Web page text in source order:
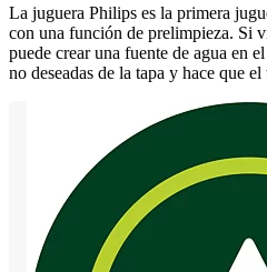
La juguera Philips es la primera
con una función de prelimpieza. Si
puede crear una fuente de agua en
no deseadas de la tapa y hace que